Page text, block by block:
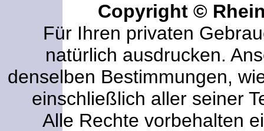
Copyright ©
Für Ihren privaten
natürlich ausdrucken.
denselben Bestimmungen,
einschließlich aller seiner
Alle Rechte vorbehalten